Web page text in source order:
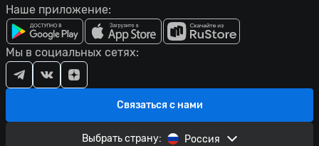
Наше приложение:
Связаться с нами
Мы в социальных сетях:
Выбрать страну: Россия